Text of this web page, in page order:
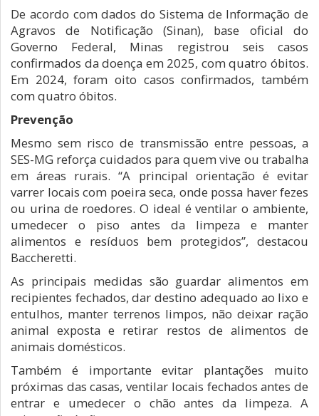
De acordo com dados do Sistema de Informação de
Agravos de Notificação (Sinan), base oficial do
Governo Federal, Minas registrou seis casos
confirmados da doença em 2025, com quatro óbitos.
Em 2024, foram oito casos confirmados, também
com quatro óbitos.
Prevenção
Mesmo sem risco de transmissão entre pessoas, a
SES-MG reforça cuidados para quem vive ou trabalha
em áreas rurais. “A principal orientação é evitar
varrer locais com poeira seca, onde possa haver fezes
ou urina de roedores. O ideal é ventilar o ambiente,
umedecer o piso antes da limpeza e manter
alimentos e resíduos bem protegidos”, destacou
Baccheretti.
As principais medidas são guardar alimentos em
recipientes fechados, dar destino adequado ao lixo e
entulhos, manter terrenos limpos, não deixar ração
animal exposta e retirar restos de alimentos de
animais domésticos.
Também é importante evitar plantações muito
próximas das casas, ventilar locais fechados antes de
entrar e umedecer o chão antes da limpeza. A